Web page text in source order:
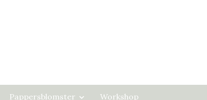
Pappersblomster Workshop